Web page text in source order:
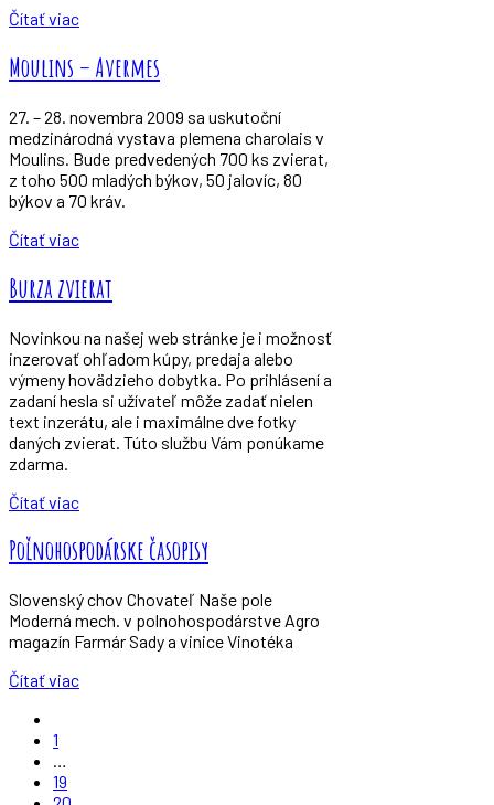
Čítať viac
Moulins – Avermes
27. – 28. novembra 2009 sa uskutoční
medzinárodná vystava plemena charolais v
Moulins. Bude predvedených 700 ks zvierat,
z toho 500 mladých býkov, 50 jalovíc, 80
býkov a 70 kráv.
Čítať viac
Burza zvierat
Novinkou na našej web stránke je i možnosť
inzerovať ohľadom kúpy, predaja alebo
výmeny hovädzieho dobytka. Po prihlásení a
zadaní hesla si užívateľ môže zadať nielen
text inzerátu, ale i maximálne dve fotky
daných zvierat. Túto službu Vám ponúkame
zdarma.
Čítať viac
Poľnohospodárske časopisy
Slovenský chov Chovateľ Naše pole
Moderná mech. v polnohospodárstve Agro
magazín Farmár Sady a vinice Vinotéka
Čítať viac
1
…
19